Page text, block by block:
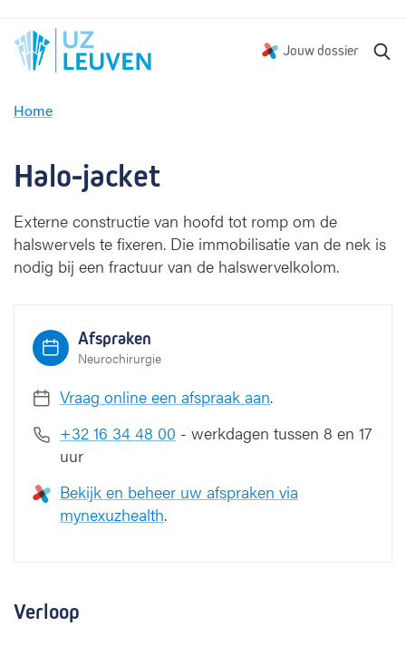
Jouw dossier
Home
o
j
a
c
Halo-jacket
Externe constructie van hoofd tot romp om de
halswervels te fixeren. Die immobilisatie van de nek is
nodig bij een fractuur van de halswervelkolom.
Afspraken
Neurochirurgie
Vraag online een afspraak aan.
+32 16 34 48 00 - werkdagen tussen 8 en 17
uur
Bekijk en beheer uw afspraken via
mynexuzhealth.
Verloop